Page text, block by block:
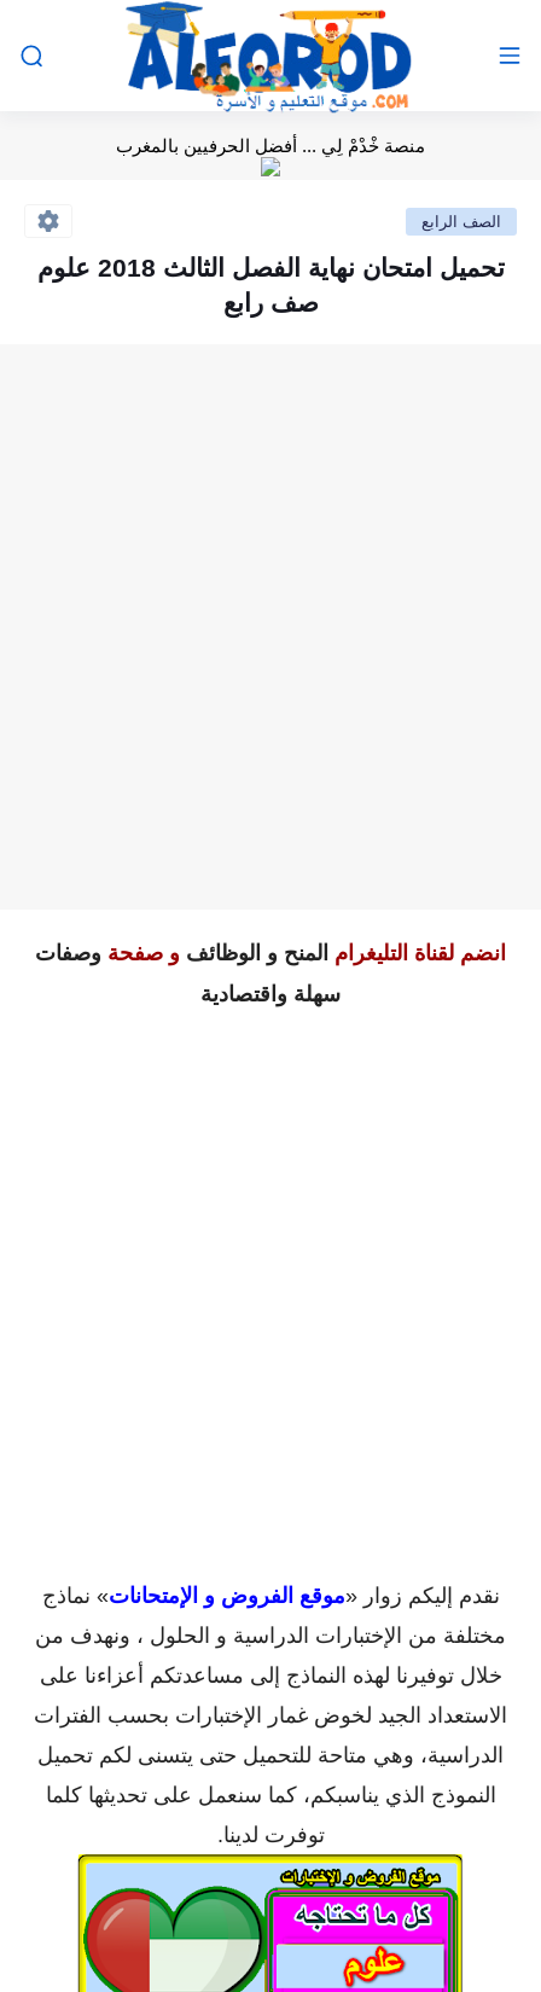
منصة خْدْمْ لِي ... أفضل الحرفيين بالمغرب
الصف الرابع
تحميل امتحان نهاية الفصل الثالث 2018 علوم
صف رابع
انضم لقناة التليغرام المنح و الوظائف و صفحة وصفات
سهلة واقتصادية
نقدم إليكم زوار «موقع الفروض و الإمتحانات» نماذج
مختلفة من الإختبارات الدراسية و الحلول ، ونهدف من
خلال توفيرنا لهذه النماذج إلى مساعدتكم أعزاءنا على
الاستعداد الجيد لخوض غمار الإختبارات بحسب الفترات
الدراسية، وهي متاحة للتحميل حتى يتسنى لكم تحميل
النموذج الذي يناسبكم، كما سنعمل على تحديثها كلما
توفرت لدينا.